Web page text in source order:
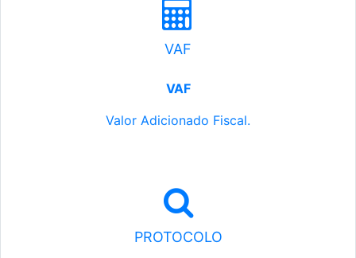
VAF
VAF
Valor Adicionado Fiscal.
PROTOCOLO